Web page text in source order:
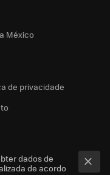
México
de privacidade
dados de
de acordo